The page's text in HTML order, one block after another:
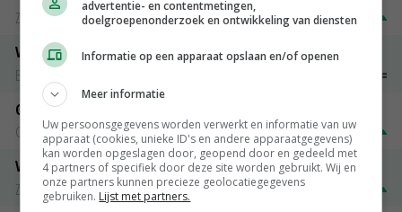
Zuivel NL
€ 269,00 € 7,00
Vleeskuikens 2001-2600 gr
Barneveld
Gerst
Groningen
€ 197,00 € 2,00
Volle melkpoeder
Zuivel NL
€ 345,00
advertentie- en contentmetingen,
doelgroepenonderzoek en ontwikkeling van diensten
Informatie op een apparaat opslaan en/of openen
Meer informatie
Uw persoonsgegevens worden verwerkt en informatie van uw
apparaat (cookies, unieke ID's en andere apparaatgegevens)
kan worden opgeslagen door, geopend door en gedeeld met
4 partners of specifiek door deze site worden gebruikt. Wij en
onze partners kunnen precieze geolocatiegegevens
gebruiken. Lijst met partners.